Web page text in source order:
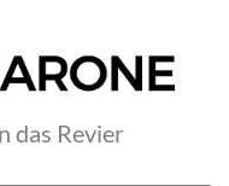
das Revier